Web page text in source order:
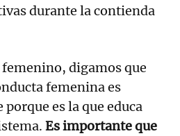
durante la contienda
digamos que
femenina es
es la que educa
Es importante que